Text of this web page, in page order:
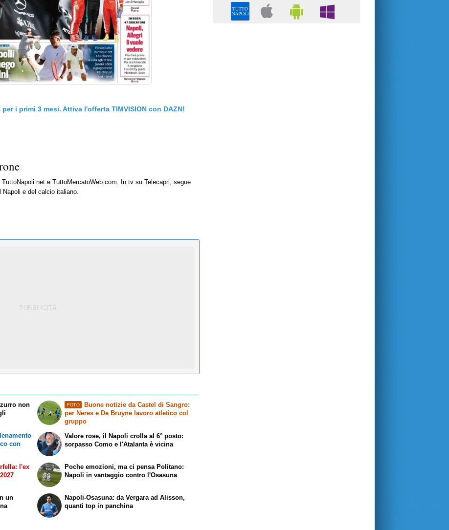
per i primi 3 mesi. Attiva l'offerta TIMVISION con DAZN!
e TuttoMercatoWeb.com. In tv su Telecapri, segue
e del calcio italiano.
non
con
FOTO
Buone notizie da Castel di Sangro:
per Neres e De Bruyne lavoro atletico col
gruppo
Valore rose, il Napoli crolla al 6° posto:
sorpasso Como e l'Atalanta è vicina
l'ex
un
Poche emozioni, ma ci pensa Politano:
Napoli in vantaggio contro l'Osasuna
Napoli-Osasuna: da Vergara ad Alisson,
quanti top in panchina